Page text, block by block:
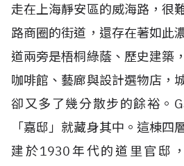
走在上海靜安區的威海路，很
路商圈的街道，還存在著如此
道兩旁是梧桐綠蔭、歷史建築
咖啡館、藝廊與設計選物店，
卻又多了幾分散步的餘裕。
「嘉邸」就藏身其中。這棟四
建於1930年代的道里官邸